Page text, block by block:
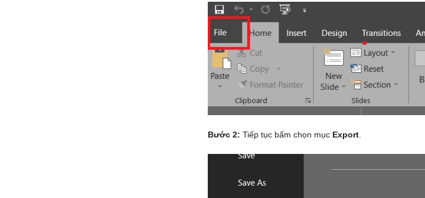
Bước 2: Tiếp tục bấm chọn mục Export.